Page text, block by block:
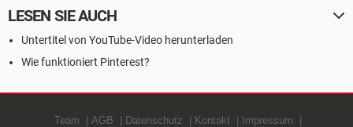
LESEN SIE AUCH
Untertitel von YouTube-Video herunterladen
Wie funktioniert Pinterest?
Team AGB Datenschutz Kontakt
Impressum